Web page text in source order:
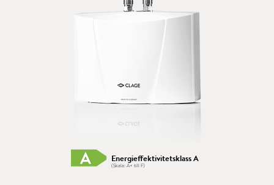
Energieffektivitetsklass A
(Skala: A+ till F)